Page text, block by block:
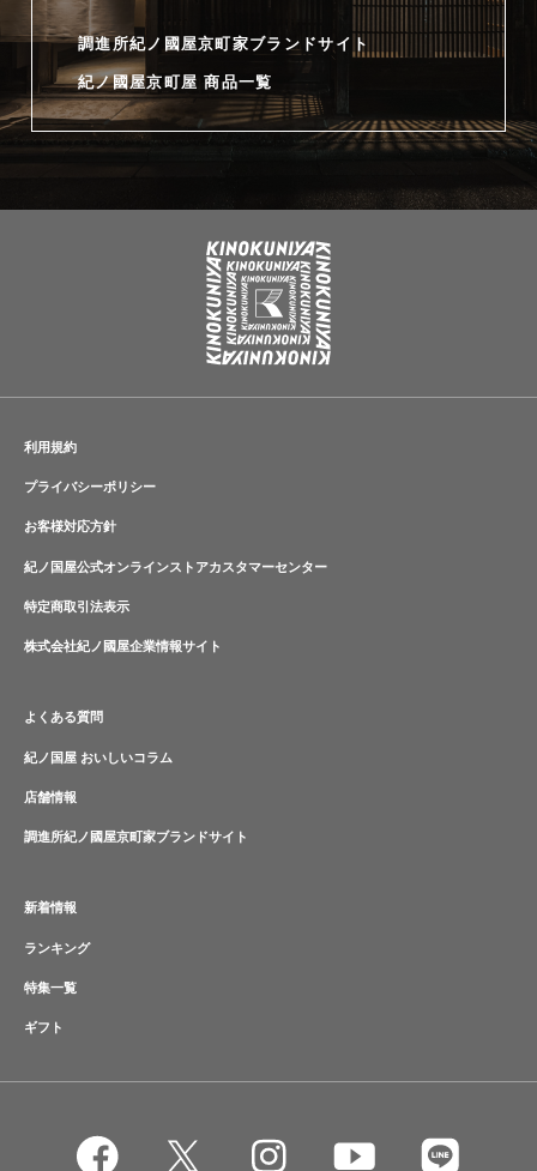
調進所紀ノ國屋京町家ブランドサイト
紀ノ國屋京町屋 商品一覧
利用規約
プライバシーポリシー
お客様対応方針
紀ノ国屋公式オンラインストアカスタマーセンター
特定商取引法表示
株式会社紀ノ國屋企業情報サイト
よくある質問
紀ノ国屋 おいしいコラム
店舗情報
調進所紀ノ國屋京町家ブランドサイト
新着情報
ランキング
特集一覧
ギフト